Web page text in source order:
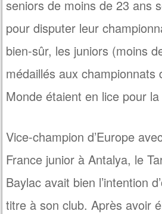
seniors de moins de 23 ans
pour disputer leur
bien-sûr, les juniors (moins
médaillés aux championnats
Monde étaient en lice pour
Vice-champion d’Europe
France junior à Antalya, le
Baylac avait bien l’intention
titre à son club. Après avoir